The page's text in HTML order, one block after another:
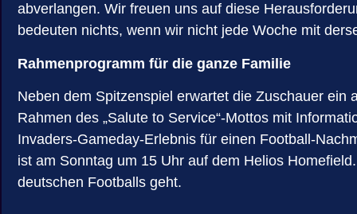
abverlangen. Wir freuen uns auf diese
bedeuten nichts, wenn wir nicht jede Woche mit
Rahmenprogramm für die ganze Familie
Neben dem Spitzenspiel erwartet die Zuschauer
Rahmen des „Salute to Service“-Mottos mit
Invaders-Gameday-Erlebnis für einen Football-
ist am Sonntag um 15 Uhr auf dem Helios
deutschen Footballs geht.